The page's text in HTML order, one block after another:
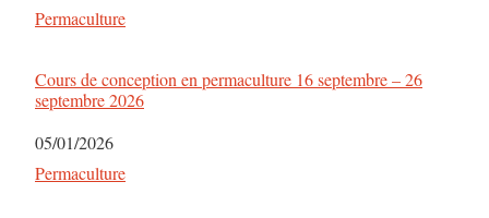
Par rapport à
Permaculture
Cours de conception en permaculture 16 septembre – 26
septembre 2026
Date
05/01/2026
Par rapport à
Permaculture